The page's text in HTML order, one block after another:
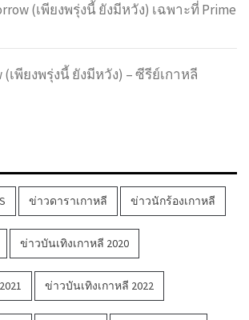
(เพียงพรุ่งนี้ ยังมีหวัง) เฉพาะที่ Prime
(เพียงพรุ่งนี้ ยังมีหวัง) – ซีรีย์เกาหลี
ข่าวดาราเกาหลี ข่าวนักร้องเกาหลี
ข่าวบันเทิงเกาหลี 2020
ข่าวบันเทิงเกาหลี 2022